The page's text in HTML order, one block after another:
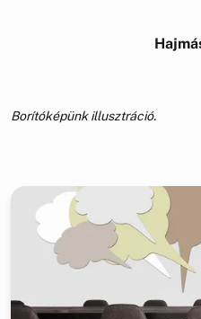
Borítóképünk illusztráció.